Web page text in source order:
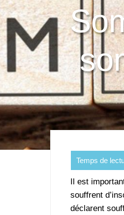
Il est
souffrent
déclarent